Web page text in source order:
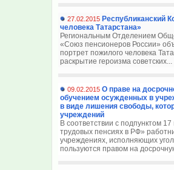
27.02.2015 Республиканский
человека Татарстана»
Региональным Отделением
«Союз пенсионеров России»
портрет пожилого человека
раскрытие героизма советских...
09.02.2015 О праве на
обучением осужденных в
в виде лишения свободы,
учреждений
В соответствии с подпунктом
трудовых пенсиях в РФ»
учреждениях, исполняющих
пользуются правом на